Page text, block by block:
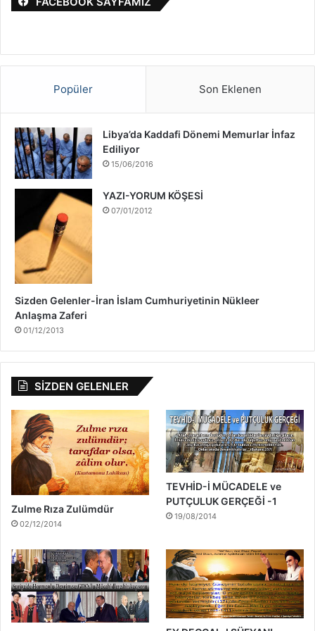
v
a
H
Popüler Son Eklenen
Libya’da Kaddafi Dönemi Memurlar İnfaz
Ediliyor
15/06/2016
YAZI-YORUM KÖŞESİ
07/01/2012
Sizden Gelenler-İran İslam Cumhuriyetinin Nükleer
Anlaşma Zaferi
01/12/2013
SİZDEN GELENLER
Zulme Rıza Zulümdür
02/12/2014
TEVHİD-İ MÜCADELE ve
PUTÇULUK GERÇEĞİ -1
19/08/2014